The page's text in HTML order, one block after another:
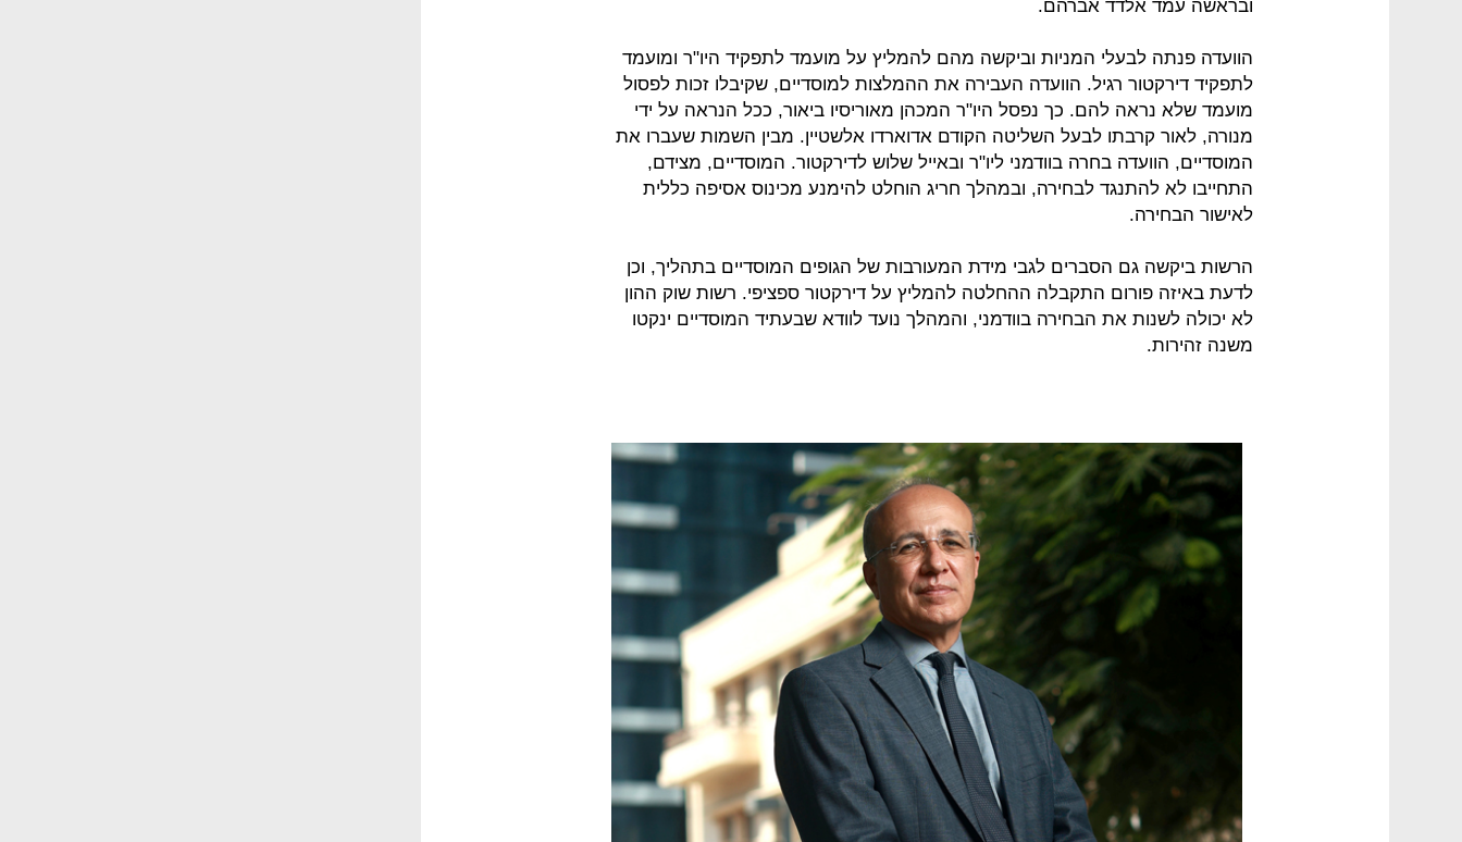
ובראשה עמד אלדד אברהם.
הוועדה פנתה לבעלי המניות וביקשה מהם להמליץ על מועמד לתפקיד היו"ר ומועמד
לתפקיד דירקטור רגיל. הוועדה העבירה את ההמלצות למוסדיים, שקיבלו זכות לפסול
מועמד שלא נראה להם. כך נפסל היו"ר המכהן מאוריסיו ביאור, ככל הנראה על ידי
מנורה, לאור קרבתו לבעל השליטה הקודם אדוארדו אלשטיין. מבין השמות שעברו את
המוסדיים, הוועדה בחרה בוודמני ליו"ר ובאייל שלוש לדירקטור. המוסדיים, מצידם,
התחייבו לא להתנגד לבחירה, ובמהלך חריג הוחלט להימנע מכינוס אסיפה כללית
לאישור הבחירה.
הרשות ביקשה גם הסברים לגבי מידת המעורבות של הגופים המוסדיים בתהליך, וכן
לדעת באיזה פורום התקבלה ההחלטה להמליץ על דירקטור ספציפי. רשות שוק ההון
לא יכולה לשנות את הבחירה בוודמני, והמהלך נועד לוודא שבעתיד המוסדיים ינקטו
משנה זהירות.